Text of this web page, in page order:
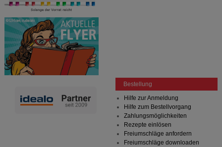
Bestellung
Hilfe zur Anmeldung
Hilfe zum Bestellvorgang
Zahlungsmöglichkeiten
Rezepte einlösen
Freiumschläge anfordern
Freiumschläge downloaden